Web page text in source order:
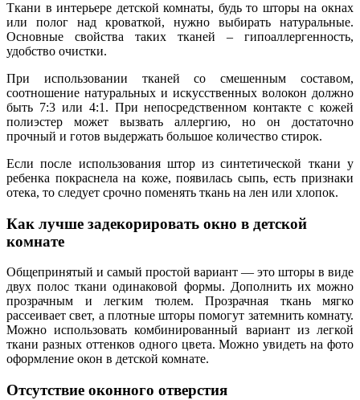
Ткани в интерьере детской комнаты, будь то шторы на окнах
или полог над кроваткой, нужно выбирать натуральные.
Основные свойства таких тканей – гипоаллергенность,
удобство очистки.
При использовании тканей со смешенным составом,
соотношение натуральных и искусственных волокон должно
быть 7:3 или 4:1. При непосредственном контакте с кожей
полиэстер может вызвать аллергию, но он достаточно
прочный и готов выдержать большое количество стирок.
Если после использования штор из синтетической ткани у
ребенка покраснела на коже, появилась сыпь, есть признаки
отека, то следует срочно поменять ткань на лен или хлопок.
Как лучше задекорировать окно в детской
комнате
Общепринятый и самый простой вариант — это шторы в виде
двух полос ткани одинаковой формы. Дополнить их можно
прозрачным и легким тюлем. Прозрачная ткань мягко
рассеивает свет, а плотные шторы помогут затемнить комнату.
Можно использовать комбинированный вариант из легкой
ткани разных оттенков одного цвета. Можно увидеть на фото
оформление окон в детской комнате.
Отсутствие оконного отверстия